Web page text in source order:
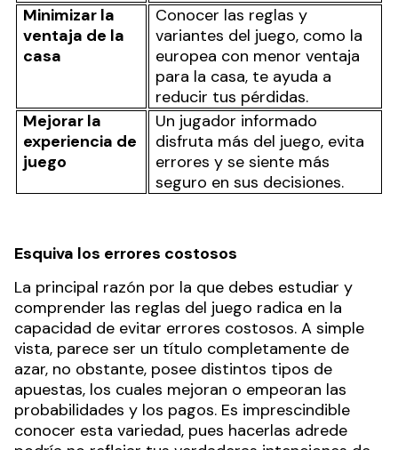
Minimizar la
ventaja de la
casa
Conocer las reglas y
variantes del juego, como la
europea con menor ventaja
para la casa, te ayuda a
reducir tus pérdidas.
Mejorar la
experiencia de
juego
Un jugador informado
disfruta más del juego, evita
errores y se siente más
seguro en sus decisiones.
Esquiva los errores costosos
La principal razón por la que debes estudiar y
comprender las reglas del juego radica en la
capacidad de evitar errores costosos. A simple
vista, parece ser un título completamente de
azar, no obstante, posee distintos tipos de
apuestas, los cuales mejoran o empeoran las
probabilidades y los pagos. Es imprescindible
conocer esta variedad, pues hacerlas adrede